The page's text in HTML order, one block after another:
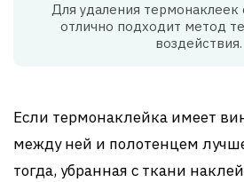
Для удаления
отлично подходит метод
воздействия.
Если термонаклейка имеет
между ней и полотенцем
тогда, убранная с ткани